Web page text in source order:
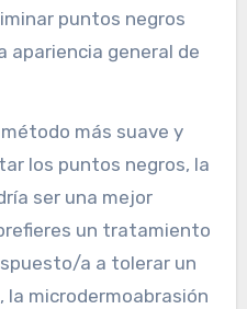
puntos negros
apariencia general de
más suave y
los puntos negros, la
ser una mejor
un tratamiento
a a tolerar un
la microdermoabrasión